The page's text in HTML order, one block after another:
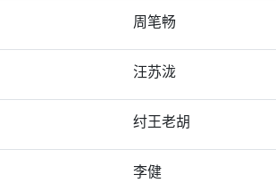
周笔畅
汪苏泷
纣王老胡
李健